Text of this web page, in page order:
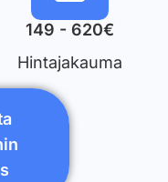
149 - 620€
Hintajakauma